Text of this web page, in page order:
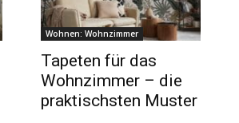
Wohnen: Wohnzimmer
Tapeten für das
Wohnzimmer – die
praktischsten Muster